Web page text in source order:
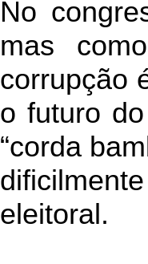
No
mas
corrupção
o futuro
“corda
eleitoral.